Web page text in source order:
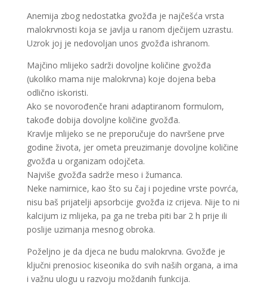
Anemija zbog nedostatka gvožđa je najčešća vrsta
malokrvnosti koja se javlja u ranom dječijem uzrastu.
Uzrok joj je nedovoljan unos gvožđa ishranom.
Majčino mlijeko sadrži dovoljne količine gvožđa
(ukoliko mama nije malokrvna) koje dojena beba
odlično iskoristi.
Ako se novorođenče hrani adaptiranom formulom,
takođe dobija dovoljne količine gvožđa.
Kravlje mlijeko se ne preporučuje do navršene prve
godine života, jer ometa preuzimanje dovoljne količine
gvožđa u organizam odojčeta.
Najviše gvožđa sadrže meso i žumanca.
Neke namirnice, kao što su čaj i pojedine vrste povrća,
nisu baš prijatelji apsorbcije gvožđa iz crijeva. Nije to ni
kalcijum iz mlijeka, pa ga ne treba piti bar 2 h prije ili
poslije uzimanja mesnog obroka.
Poželjno je da djeca ne budu malokrvna. Gvožđe je
ključni prenosioc kiseonika do svih naših organa, a ima
i važnu ulogu u razvoju moždanih funkcija.